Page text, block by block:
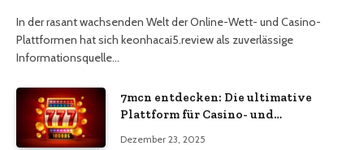
In der rasant wachsenden Welt der Online-Wett- und Casino-
Plattformen hat sich keonhacai5.review als zuverlässige
Informationsquelle…
7mcn entdecken: Die ultimative
Plattform für Casino- und
Dezember 23, 2025